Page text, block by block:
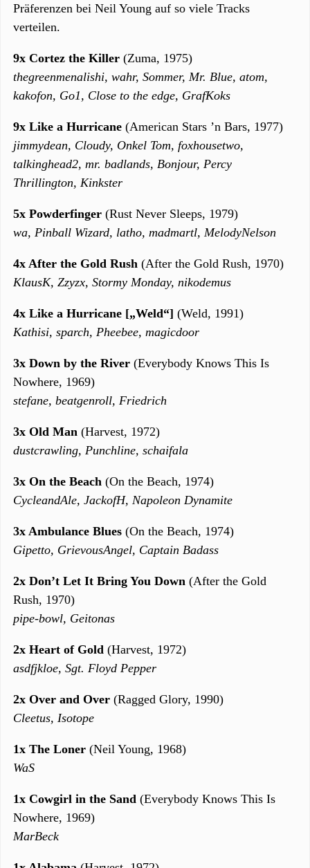
Präferenzen bei Neil Young auf so viele Tracks
verteilen.
9x Cortez the Killer (Zuma, 1975)
thegreenmenalishi, wahr, Sommer, Mr. Blue, atom,
kakofon, Go1, Close to the edge, GrafKoks
9x Like a Hurricane (American Stars ’n Bars, 1977)
jimmydean, Cloudy, Onkel Tom, foxhousetwo,
talkinghead2, mr. badlands, Bonjour, Percy
Thrillington, Kinkster
5x Powderfinger (Rust Never Sleeps, 1979)
wa, Pinball Wizard, latho, madmartl, MelodyNelson
4x After the Gold Rush (After the Gold Rush, 1970)
KlausK, Zzyzx, Stormy Monday, nikodemus
4x Like a Hurricane [„Weld“] (Weld, 1991)
Kathisi, sparch, Pheebee, magicdoor
3x Down by the River (Everybody Knows This Is
Nowhere, 1969)
stefane, beatgenroll, Friedrich
3x Old Man (Harvest, 1972)
dustcrawling, Punchline, schaifala
3x On the Beach (On the Beach, 1974)
CycleandAle, JackofH, Napoleon Dynamite
3x Ambulance Blues (On the Beach, 1974)
Gipetto, GrievousAngel, Captain Badass
2x Don’t Let It Bring You Down (After the Gold
Rush, 1970)
pipe-bowl, Geitonas
2x Heart of Gold (Harvest, 1972)
asdfjkloe, Sgt. Floyd Pepper
2x Over and Over (Ragged Glory, 1990)
Cleetus, Isotope
1x The Loner (Neil Young, 1968)
WaS
1x Cowgirl in the Sand (Everybody Knows This Is
Nowhere, 1969)
MarBeck